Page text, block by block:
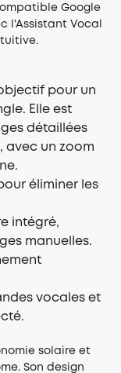
Google
l'Assistant Vocal
pour un
Elle est
détaillées
avec un zoom
éliminer les
intégré,
manuelles.
vocales et
solaire et
Son design